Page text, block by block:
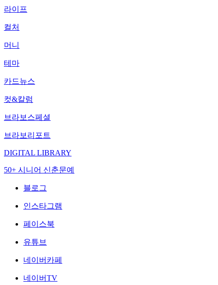
라이프
컬처
머니
테마
카드뉴스
컷&칼럼
브라보스페셜
브라보리포트
DIGITAL LIBRARY
50+ 시니어 신춘문예
블로그
인스타그램
페이스북
유튜브
네이버카페
네이버TV